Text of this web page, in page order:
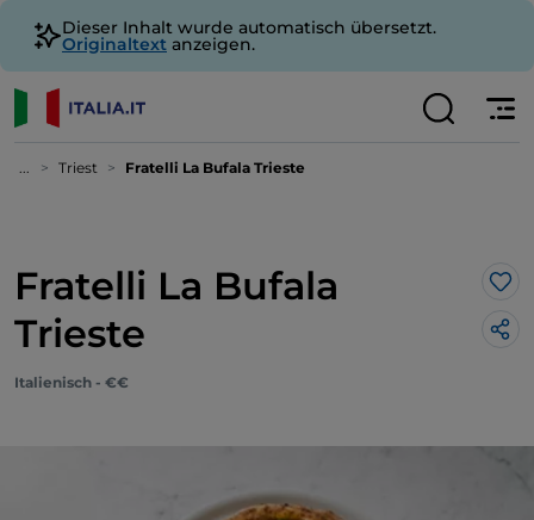
Dieser Inhalt wurde automatisch übersetzt.
Originaltext anzeigen.
... Triest Fratelli La Bufala Trieste
Fratelli La Bufala
Trieste
Italienisch - €€